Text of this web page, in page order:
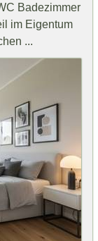
Badezimmer
im Eigentum
...